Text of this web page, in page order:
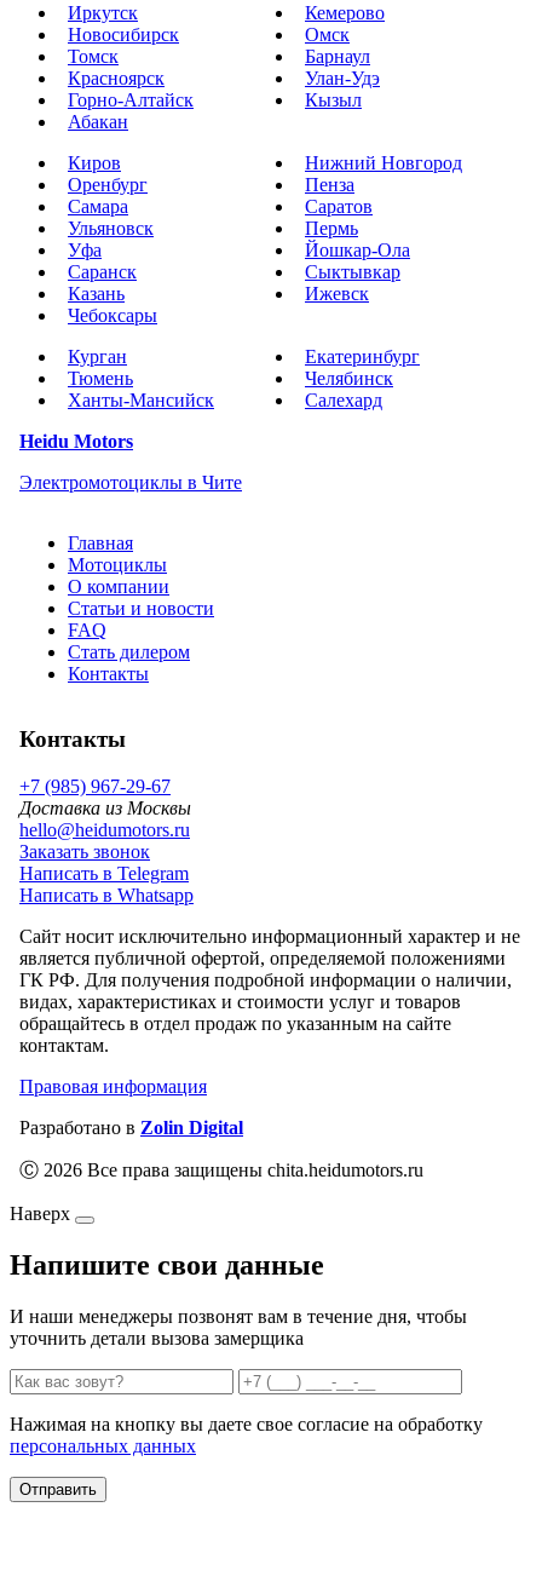
Иркутск
Кемерово
Новосибирск
Омск
Томск
Барнаул
Красноярск
Улан-Удэ
Горно-Алтайск
Кызыл
Абакан
Киров
Нижний Новгород
Оренбург
Пенза
Самара
Саратов
Ульяновск
Пермь
Уфа
Йошкар-Ола
Саранск
Сыктывкар
Казань
Ижевск
Чебоксары
Курган
Екатеринбург
Тюмень
Челябинск
Ханты-Мансийск
Салехард
Heidu Motors
Электромотоциклы в Чите
Главная
Мотоциклы
О компании
Статьи и новости
FAQ
Стать дилером
Контакты
Контакты
+7 (985) 967-29-67
Доставка из Москвы
hello@heidumotors.ru
Заказать звонок
Написать в Telegram
Написать в Whatsapp
Сайт носит исключительно информационный характер и не
является публичной офертой, определяемой положениями
ГК РФ. Для получения подробной информации о наличии,
видах, характеристиках и стоимости услуг и товаров
обращайтесь в отдел продаж по указанным на сайте
контактам.
Правовая информация
Разработано в Zolin Digital
Ⓒ 2026 Все права защищены chita.heidumotors.ru
Наверх
Напишите свои данные
И наши менеджеры позвонят вам в течение дня, чтобы
уточнить детали вызова замерщика
Нажимая на кнопку вы даете свое согласие на обработку
персональных данных
Отправить